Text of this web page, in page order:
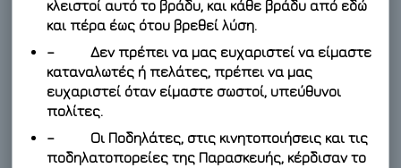
κλειστοί αυτό το βράδυ, και κάθε βράδυ από εδώ
και πέρα έως ότου βρεθεί λύση.
– Δεν πρέπει να μας ευχαριστεί να είμαστε
καταναλωτές ή πελάτες, πρέπει να μας
ευχαριστεί όταν είμαστε σωστοί, υπεύθυνοι
πολίτες.
– Οι Ποδηλάτες, στις κινητοποιήσεις και τις
ποδηλατοπορείες της Παρασκευής, κέρδισαν το